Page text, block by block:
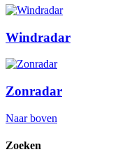
Windradar
Zonradar
Naar boven
Zoeken